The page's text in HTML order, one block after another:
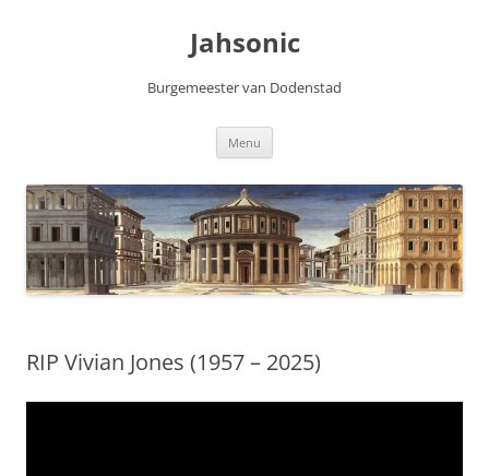
Jahsonic
Burgemeester van Dodenstad
Menu
RIP Vivian Jones (1957 – 2025)